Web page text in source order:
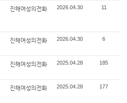
진해여성의전화 2026.04.30 11
진해여성의전화 2026.04.30 6
진해여성의전화 2025.04.28 185
진해여성의전화 2025.04.28 177